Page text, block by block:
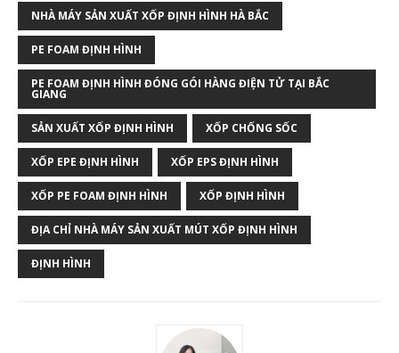
NHÀ MÁY SẢN XUẤT XỐP ĐỊNH HÌNH HÀ BẮC
PE FOAM ĐỊNH HÌNH
PE FOAM ĐỊNH HÌNH ĐÓNG GÓI HÀNG ĐIỆN TỬ TẠI BẮC
GIANG
SẢN XUẤT XỐP ĐỊNH HÌNH XỐP CHỐNG SỐC
XỐP EPE ĐỊNH HÌNH XỐP EPS ĐỊNH HÌNH
XỐP PE FOAM ĐỊNH HÌNH XỐP ĐỊNH HÌNH
ĐỊA CHỈ NHÀ MÁY SẢN XUẤT MÚT XỐP ĐỊNH HÌNH
ĐỊNH HÌNH